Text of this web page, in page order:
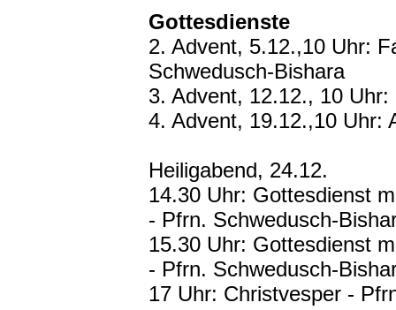
Gottesdienste
2. Advent, 5.12.,10 Uhr:
Schwedusch-Bishara
3. Advent, 12.12., 10
4. Advent, 19.12.,10 Uhr:
Heiligabend, 24.12.
14.30 Uhr: Gottesdienst
- Pfrn. Schwedusch-
15.30 Uhr: Gottesdienst
- Pfrn. Schwedusch-
17 Uhr: Christvesper -